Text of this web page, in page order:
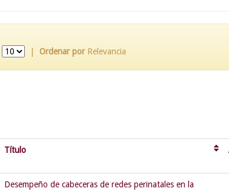
Ordenar por Relevancia
Título
Desempeño de cabeceras de redes perinatales en la